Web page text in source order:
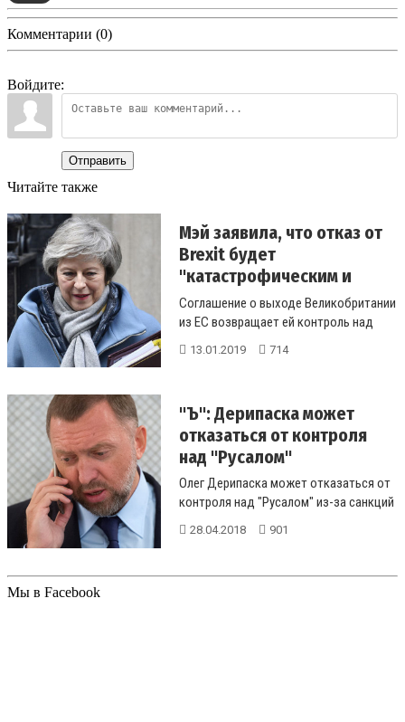
Комментарии (0)
Войдите:
Отправить
Читайте также
Мэй заявила, что отказ от
Brexit будет
"катастрофическим и
непрос...
Соглашение о выходе Великобритании
из ЕС возвращает ей контроль над
своими границами и законами, отм...
13.01.2019 714
"Ъ": Дерипаска может
отказаться от контроля
над "Русалом"
Олег Дерипаска может отказаться от
контроля над "Русалом" из-за санкций
США, сообщает &quo...
28.04.2018 901
Мы в Facebook